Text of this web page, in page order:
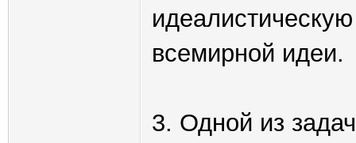
всемирной идеи.
3. Одной из